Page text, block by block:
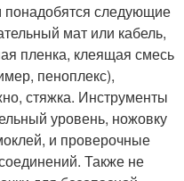
следующие
мат или кабель,
пленка, клеящая смесь
пеноплекс),
стяжка. Инструменты
уровень, ножовку
и проверочные
Также не